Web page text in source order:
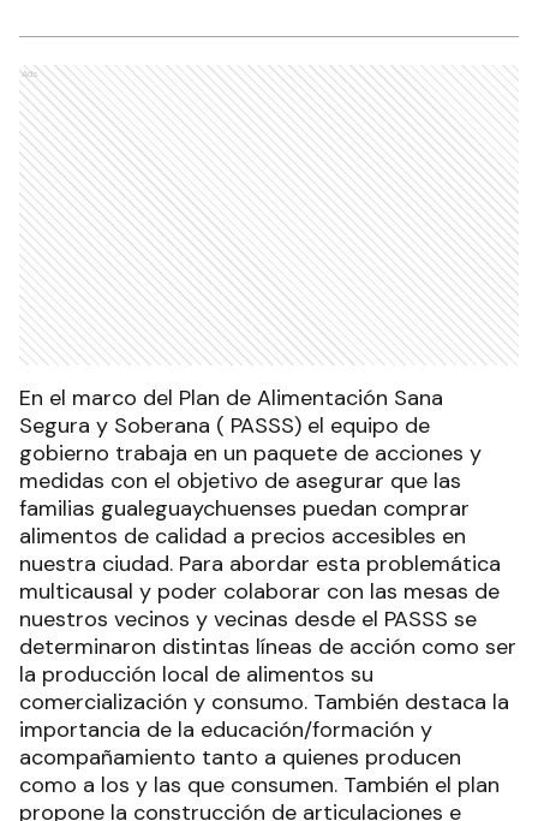
Ads
En el marco del Plan de Alimentación Sana
Segura y Soberana ( PASSS) el equipo de
gobierno trabaja en un paquete de acciones y
medidas con el objetivo de asegurar que las
familias gualeguaychuenses puedan comprar
alimentos de calidad a precios accesibles en
nuestra ciudad. Para abordar esta problemática
multicausal y poder colaborar con las mesas de
nuestros vecinos y vecinas desde el PASSS se
determinaron distintas líneas de acción como ser
la producción local de alimentos su
comercialización y consumo. También destaca la
importancia de la educación/formación y
acompañamiento tanto a quienes producen
como a los y las que consumen. También el plan
propone la construcción de articulaciones e